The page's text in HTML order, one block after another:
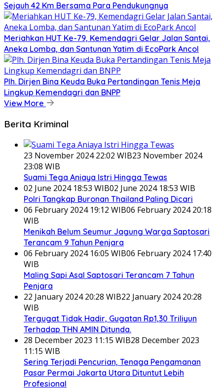
Sejauh 42 Km Bersama Para Pendukungnya
Meriahkan HUT Ke-79, Kemendagri Gelar Jalan Santai,
Aneka Lomba, dan Santunan Yatim di EcoPark Ancol
Plh. Dirjen Bina Keuda Buka Pertandingan Tenis Meja
Lingkup Kemendagri dan BNPP
View More
Berita Kriminal
23 November 2024 22:02 WIB23 November 2024
23:08 WIB
Suami Tega Aniaya Istri Hingga Tewas
02 June 2024 18:53 WIB02 June 2024 18:53 WIB
Polri Tangkap Buronan Thailand Paling Dicari
06 February 2024 19:12 WIB06 February 2024 20:18
WIB
Menikah Belum Seumur Jagung Warga Saptosari
Terancam 9 Tahun Penjara
06 February 2024 16:05 WIB06 February 2024 17:40
WIB
Maling Sapi Asal Saptosari Terancam 7 Tahun
Penjara
22 January 2024 20:28 WIB22 January 2024 20:28
WIB
Tergugat Tidak Hadir, Gugatan Rp1,30 Triliyun
Terhadap THN AMIN Ditunda.
28 December 2023 11:15 WIB28 December 2023
11:15 WIB
Sering Terjadi Pencurian, Tenaga Pengamanan
Pasar Permai Jakarta Utara Dituntut Lebih
Profesional